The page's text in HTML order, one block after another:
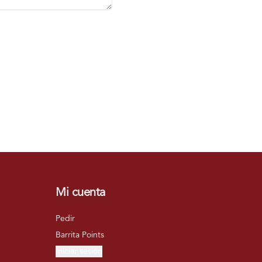
Mi cuenta
Pedir
Barrita Points